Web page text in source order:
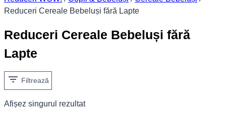
Reduceri Cereale Bebeluși fără Lapte
Reduceri Cereale Bebeluși fără
Lapte
Filtrează
Afișez singurul rezultat